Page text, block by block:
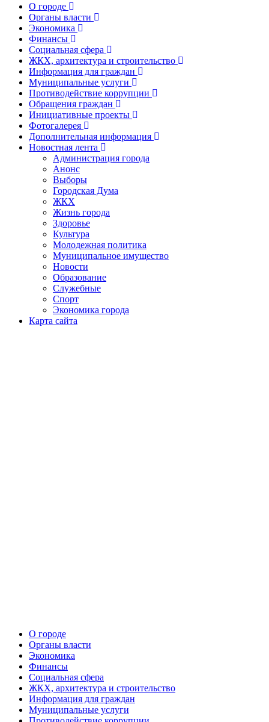
О городе
Органы власти
Экономика
Финансы
Социальная сфера
ЖКХ, архитектура и строительство
Информация для граждан
Муниципальные услуги
Противодействие коррупции
Обращения граждан
Инициативные проекты
Фотогалерея
Дополнительная информация
Новостная лента
Администрация города
Анонс
Выборы
Городская Дума
ЖКХ
Жизнь города
Здоровье
Культура
Молодежная политика
Муниципальное имущество
Новости
Образование
Служебные
Спорт
Экономика города
Карта сайта
О городе
Органы власти
Экономика
Финансы
Социальная сфера
ЖКХ, архитектура и строительство
Информация для граждан
Муниципальные услуги